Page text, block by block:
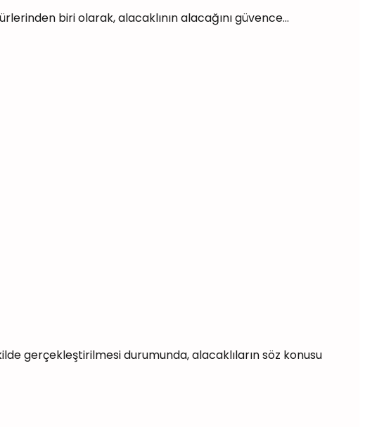
biri olarak, alacaklının alacağını güvence...
gerçekleştirilmesi durumunda, alacaklıların söz konusu